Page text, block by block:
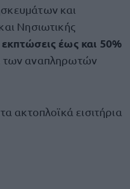
και
Νησιωτικής
εκπτώσεις έως και 50%
των αναπληρωτών
ακτοπλοϊκά εισιτήρια